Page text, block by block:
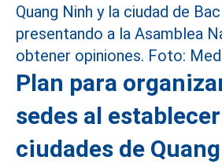
Plan para
sedes al
ciudades de